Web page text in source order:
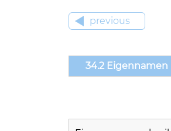
previous
34.2 Eigennamen